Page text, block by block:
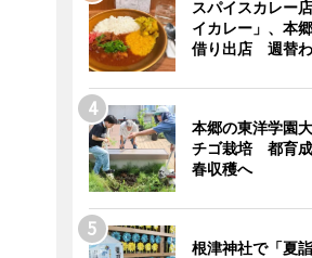
スパイスカレー
イカレー」、本
借り出店 週替
本郷の東洋学園
チゴ栽培 都育
春収穫へ
根津神社で「夏